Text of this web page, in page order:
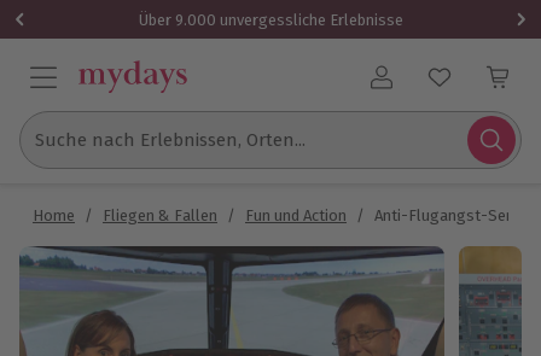
Über 9.000 unvergessliche Erlebnisse
Benutzerkonto
Suche nach Erlebnissen, Orten...
Home / Fliegen & Fallen / Fun und Action / Anti-Flugangst-